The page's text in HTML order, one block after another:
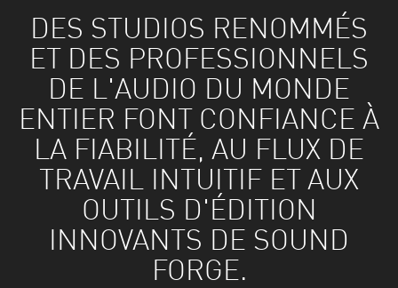
DES STUDIOS RENOMMÉS
ET DES PROFESSIONNELS
DE L'AUDIO DU MONDE
ENTIER FONT CONFIANCE À
LA FIABILITÉ, AU FLUX DE
TRAVAIL INTUITIF ET AUX
OUTILS D'ÉDITION
INNOVANTS DE SOUND
FORGE.